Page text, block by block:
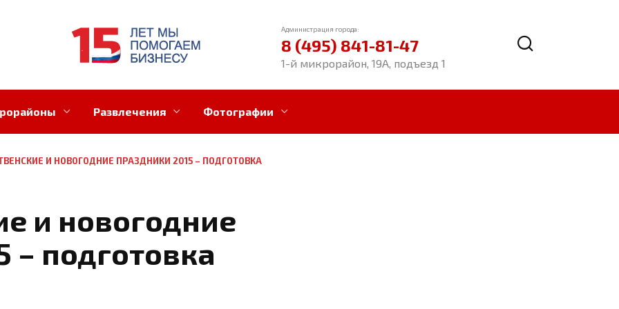
Администрация города:
8 (495) 841-81-47
1-й микрорайон, 19А, подъезд 1
Развлечения Фотографии
И НОВОГОДНИЕ ПРАЗДНИКИ 2015 – ПОДГОТОВКА
и новогодние
– подготовка